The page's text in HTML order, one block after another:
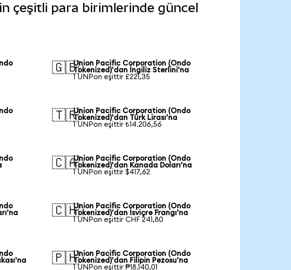
çeşitli para birimlerinde güncel
🇬🇧Union Pacific Corporation (Ondo
Tokenized)'dan İngiliz Sterlini'na
1 UNPon eşittir £221,35
🇹🇷Union Pacific Corporation (Ondo
Tokenized)'dan Türk Lirası'na
1 UNPon eşittir ₺14.206,56
🇨🇦Union Pacific Corporation (Ondo
Tokenized)'dan Kanada Doları'na
1 UNPon eşittir $417,62
🇨🇭Union Pacific Corporation (Ondo
Tokenized)'dan İsviçre Frangı'na
1 UNPon eşittir CHF 241,80
🇵🇭Union Pacific Corporation (Ondo
Tokenized)'dan Filipin Pezosu'na
1 UNPon eşittir ₱18.140,01